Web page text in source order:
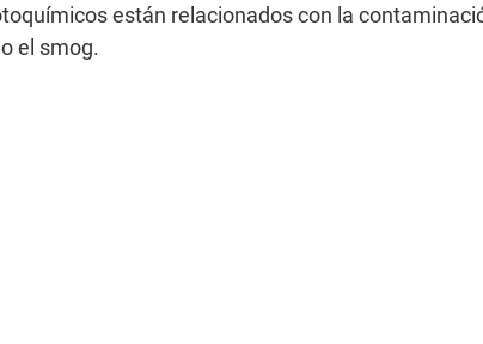
están relacionados con la
el smog.